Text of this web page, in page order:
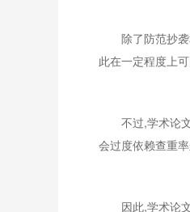
除了防范抄
此在一定程度上
不过,学术论
会过度依赖查重
因此,学术论